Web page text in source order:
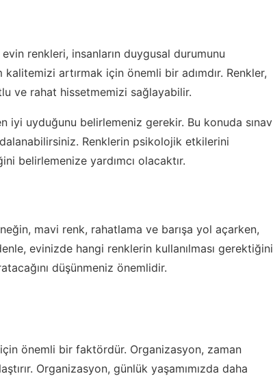
renkleri, insanların duygusal durumunu
artırmak için önemli bir adımdır. Renkler,
ve rahat hissetmemizi sağlayabilir.
iyi uyduğunu belirlemeniz gerekir. Bu konuda sınav
Renklerin psikolojik etkilerini
belirlemenize yardımcı olacaktır.
mavi renk, rahatlama ve barışa yol açarken,
evinizde hangi renklerin kullanılması gerektiğini
düşünmeniz önemlidir.
önemli bir faktördür. Organizasyon, zaman
Organizasyon, günlük yaşamımızda daha